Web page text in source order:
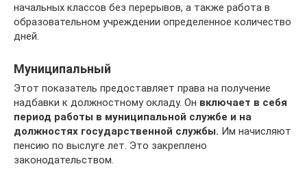
начальных классов без перерывов, а также работа в
образовательном учреждении определенное количество
дней.
Муниципальный
Этот показатель предоставляет права на получение
надбавки к должностному окладу. Он включает в себя
период работы в муниципальной службе и на
должностях государственной службы. Им начисляют
пенсию по выслуге лет. Это закреплено
законодательством.